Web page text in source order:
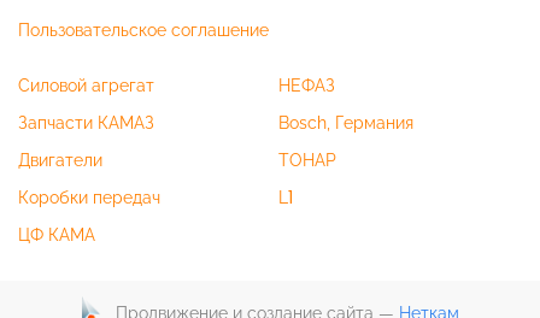
Пользовательское соглашение
Силовой агрегат
Запчасти КАМАЗ
Двигатели
Коробки передач
ЦФ КАМА
НЕФАЗ
Bosch, Германия
ТОНАР
L1
Продвижение и создание сайта — Неткам